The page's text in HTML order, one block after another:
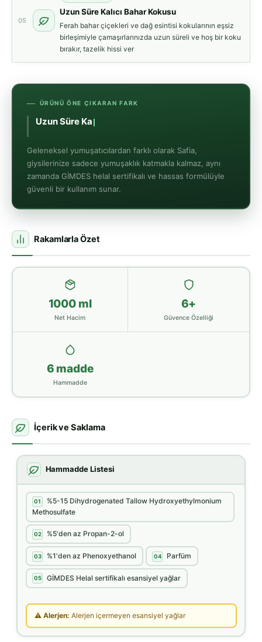
05
Uzun Süre Kalıcı Bahar Kokusu
Ferah bahar çiçekleri ve dağ esintisi kokularının eşsiz
birleşimiyle çamaşırlarınızda uzun süreli ve hoş bir koku
bırakır, tazelik hissi ver
ÜRÜNÜ ÖNE ÇIKARAN FARK
Uzun Süre Kalıcı Ferah Bahar
Geleneksel yumuşatıcılardan farklı olarak Safia,
giysilerinize sadece yumuşaklık katmakla kalmaz, aynı
zamanda GİMDES helal sertifikalı ve hassas formülüyle
güvenli bir kullanım sunar.
Rakamlarla Özet
1000 ml
Net Hacim
6+
Güvence Özelliği
6 madde
Hammadde
İçerik ve Saklama
Hammadde Listesi
01
%5-15 Dihydrogenated Tallow Hydroxyethylmonium
Methosulfate
02 %5'den az Propan-2-ol
03 %1'den az Phenoxyethanol 04 Parfüm
05 GİMDES Helal sertifikalı esansiyel yağlar
⚠ Alerjen: Alerjen içermeyen esansiyel yağlar